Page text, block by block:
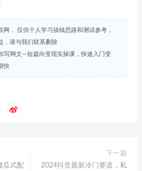
网， 仅供个人学习搞钱思路和测试参考，
，请与我们联系删除
写网文—短篇向变现实操课，快速入门变
快
瓜式配
下一篇
2024抖音最新冷门赛道，私